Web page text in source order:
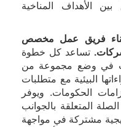
الأهداف المناخية
فريق عمل مخصص
تساعد كل خطوة
في وضع مجموعة من
البيئية مع متطلبات
الحكومات. ويوفر
المتعلقة بالجوانب
مشتركة في مواجهة